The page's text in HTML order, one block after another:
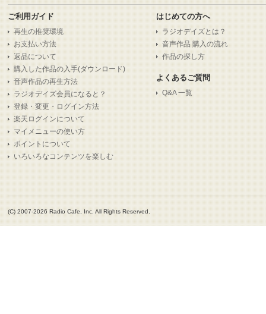
ご利用ガイド
再生の推奨環境
お支払い方法
返品について
購入した作品の入手(ダウンロード)
音声作品の再生方法
ラジオデイズ会員になると？
登録・変更・ログイン方法
楽天ログインについて
マイメニューの使い方
ポイントについて
いろいろなコンテンツを楽しむ
はじめての方へ
ラジオデイズとは？
音声作品 購入の流れ
作品の探し方
よくあるご質問
Q&A 一覧
(C) 2007-2026 Radio Cafe, Inc. All Rights Reserved.